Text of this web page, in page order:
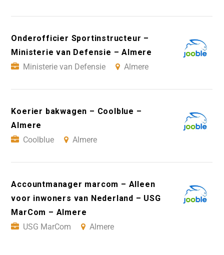
Onderofficier Sportinstructeur –
Ministerie van Defensie – Almere
Ministerie van Defensie
Almere
Koerier bakwagen – Coolblue –
Almere
Coolblue
Almere
Accountmanager marcom – Alleen
voor inwoners van Nederland – USG
MarCom – Almere
USG MarCom
Almere